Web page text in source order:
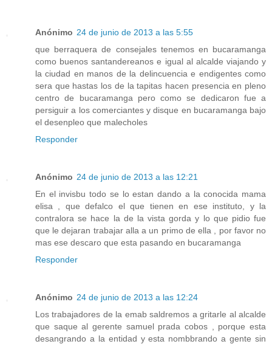
Anónimo 24 de junio de 2013 a las 5:55
que berraquera de consejales tenemos en bucaramanga
como buenos santandereanos e igual al alcalde viajando y
la ciudad en manos de la delincuencia e endigentes como
sera que hastas los de la tapitas hacen presencia en pleno
centro de bucaramanga pero como se dedicaron fue a
persiguir a los comerciantes y disque en bucaramanga bajo
el desenpleo que malecholes
Responder
Anónimo 24 de junio de 2013 a las 12:21
En el invisbu todo se lo estan dando a la conocida mama
elisa , que defalco el que tienen en ese instituto, y la
contralora se hace la de la vista gorda y lo que pidio fue
que le dejaran trabajar alla a un primo de ella , por favor no
mas ese descaro que esta pasando en bucaramanga
Responder
Anónimo 24 de junio de 2013 a las 12:24
Los trabajadores de la emab saldremos a gritarle al alcalde
que saque al gerente samuel prada cobos , porque esta
desangrando a la entidad y esta nombbrando a gente sin